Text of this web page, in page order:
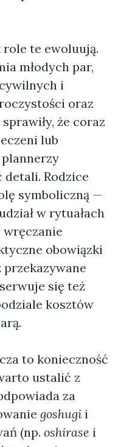
role te ewoluują.
młodych par,
i
oraz
że coraz
lub
detali. Rodzice
symboliczną —
w rytuałach
wręczanie
obowiązki
przekazywane
się też
kosztów
to konieczność
ustalić z
za
goshugi i
(np. oshirase i